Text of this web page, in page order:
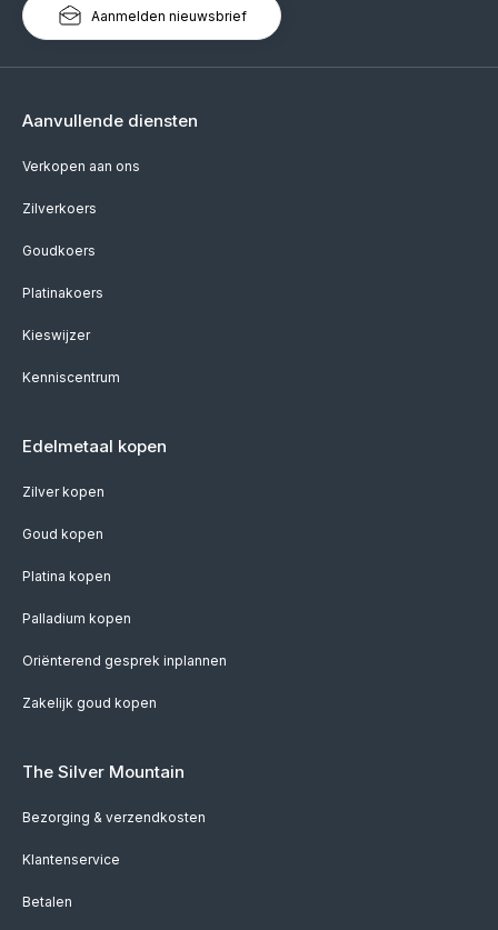
Aanmelden nieuwsbrief
Aanvullende diensten
Verkopen aan ons
Zilverkoers
Goudkoers
Platinakoers
Kieswijzer
Kenniscentrum
Edelmetaal kopen
Zilver kopen
Goud kopen
Platina kopen
Palladium kopen
Oriënterend gesprek inplannen
Zakelijk goud kopen
The Silver Mountain
Bezorging & verzendkosten
Klantenservice
Betalen